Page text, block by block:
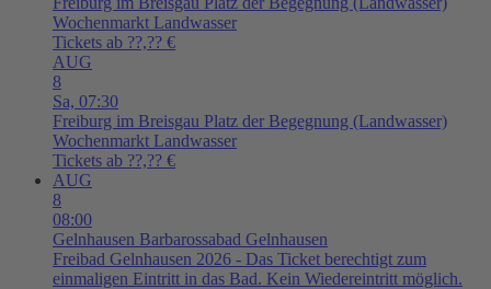
Wochenmarkt Landwasser
Tickets ab ??,?? €
AUG
8
Sa, 07:30
Freiburg im Breisgau Platz der Begegnung (Landwasser)
Wochenmarkt Landwasser
Tickets ab ??,?? €
AUG
8
08:00
Gelnhausen Barbarossabad Gelnhausen
Freibad Gelnhausen 2026 - Das Ticket berechtigt zum
einmaligen Eintritt in das Bad. Kein Wiedereintritt möglich.